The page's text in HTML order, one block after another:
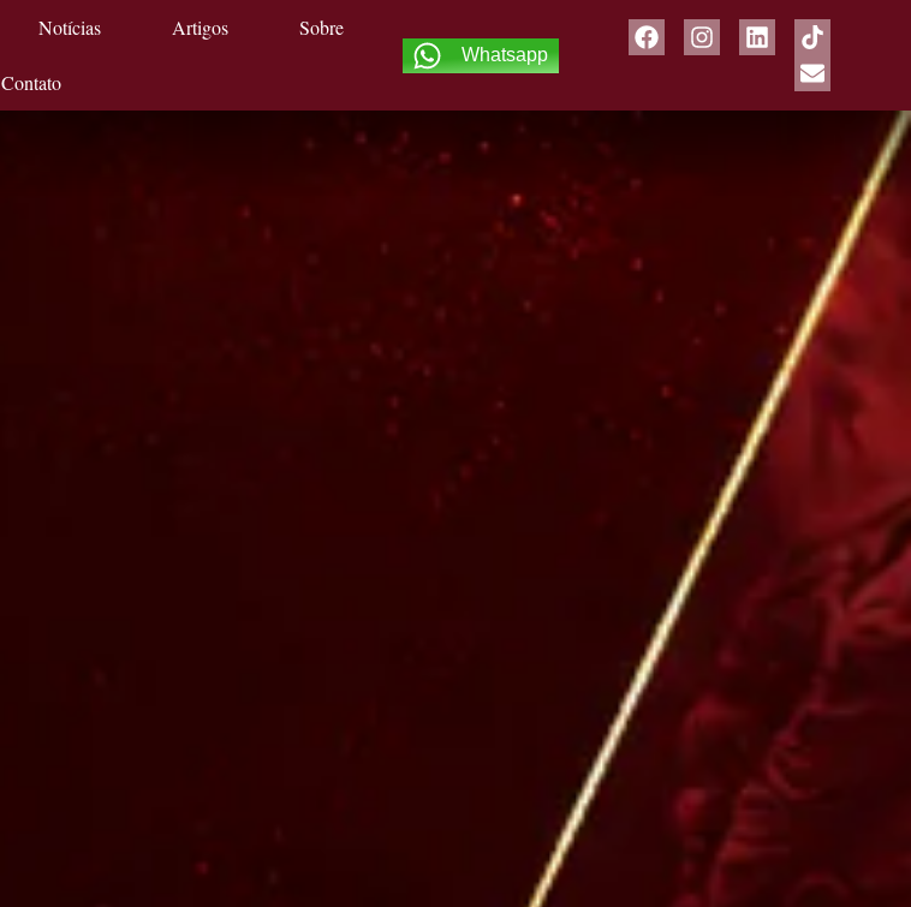
Notícias Artigos Sobre
Contato
Whatsapp